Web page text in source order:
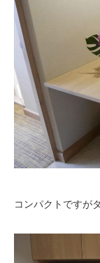
コンパクトですが